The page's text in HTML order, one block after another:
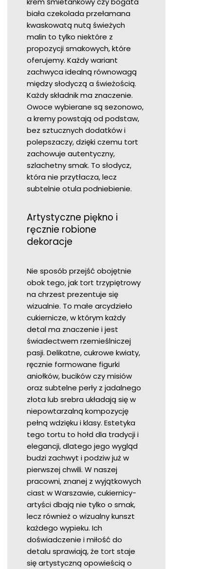
biała czekolada przełamana
kwaskowatą nutą świeżych
malin to tylko niektóre z
propozycji smakowych, które
oferujemy. Każdy wariant
zachwyca idealną równowagą
między słodyczą a świeżością.
Każdy składnik ma znaczenie.
Owoce wybierane są sezonowo,
a kremy powstają od podstaw,
bez sztucznych dodatków i
polepszaczy, dzięki czemu tort
zachowuje autentyczny,
szlachetny smak. To słodycz,
która nie przytłacza, lecz
subtelnie otula podniebienie.
Artystyczne piękno i
ręcznie robione
dekoracje
Nie sposób przejść obojętnie
obok tego, jak tort trzypiętrowy
na chrzest prezentuje się
wizualnie. To małe arcydzieło
cukiernicze, w którym każdy
detal ma znaczenie i jest
świadectwem rzemieślniczej
pasji. Delikatne, cukrowe kwiaty,
ręcznie formowane figurki
aniołków, bucików czy misiów
oraz subtelne perły z jadalnego
złota lub srebra układają się w
niepowtarzalną kompozycję
pełną wdzięku i klasy. Estetyka
tego tortu to hołd dla tradycji i
elegancji, dlatego jego wygląd
budzi zachwyt i podziw już w
pierwszej chwili. W naszej
pracowni, znanej z wyjątkowych
ciast w Warszawie, cukiernicy-
artyści dbają nie tylko o smak,
lecz również o wizualny kunszt
każdego wypieku. Ich
doświadczenie i miłość do
detalu sprawiają, że tort staje
się artystyczną opowieścią o